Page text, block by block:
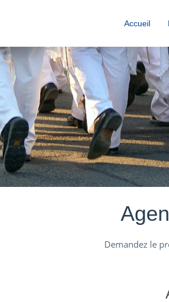
Accueil
Demandez le